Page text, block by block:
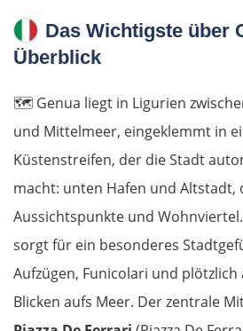
Das Wichtigste über
Überblick
🗺️ Genua liegt in Ligurien
und Mittelmeer, eingeklemmt in
Küstenstreifen, der die Stadt
macht: unten Hafen und Altstadt,
Aussichtspunkte und
sorgt für ein besonderes
Aufzügen, Funicolari und
Blicken aufs Meer. Der zentrale